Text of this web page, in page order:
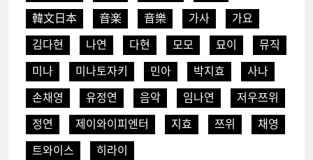
韓文日本
音楽 音樂 가사
가요
김다현
나연 다현 모모 묘이
뮤직
미나
미나토자키 민아 박지효
사나
손채영
유정연 음악 임나연
저우쯔위
정연
제이와이피엔터 지효 쯔위
채영
트와이스
히라이